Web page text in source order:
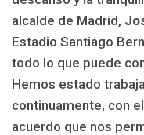
alcalde de Madrid,
Estadio Santiago
todo lo que puede
Hemos estado
continuamente, con
acuerdo que nos